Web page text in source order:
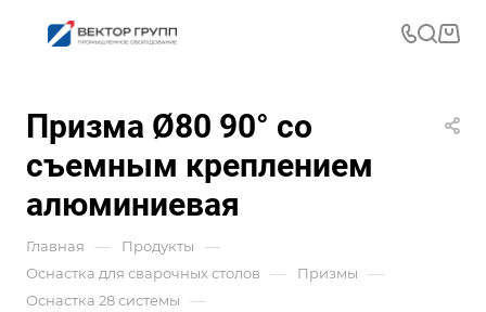
Призма Ø80 90° со
съемным креплением
алюминиевая
Главная — Продукты —
Оснастка для сварочных столов — Призмы —
Оснастка 28 системы —